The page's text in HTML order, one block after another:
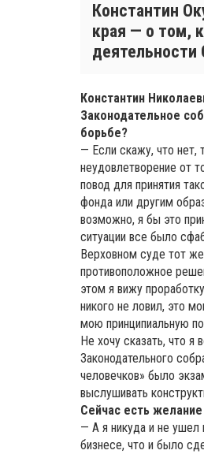
Константин
края — о том,
деятельности
Константин
Законодательное
борьбе?
— Если скажу, что нет,
неудовлетворение от
повод для принятия
фонда или другим
возможно, я бы это
ситуации все было
Верховном суде тот
противоположное
этом я вижу
никого не ловил, это
мою принципиальную
Не хочу сказать, что я
Законодательного
человечков» было
выслушивать
Сейчас есть желание
— А я никуда и не ушел
бизнесе, что и было